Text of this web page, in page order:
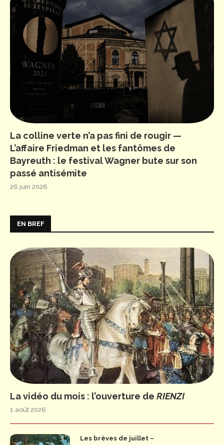
La colline verte n’a pas fini de rougir —
L’affaire Friedman et les fantômes de
Bayreuth : le festival Wagner bute sur son
passé antisémite
26 juin 2026
EN BREF
La vidéo du mois : l’ouverture de RIENZI
1 août 2026
Les brèves de juillet –